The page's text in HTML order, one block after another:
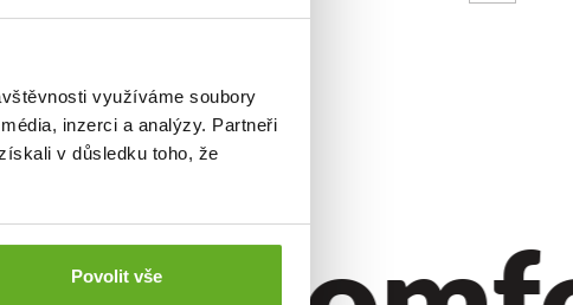
využíváme soubory
inzerci a analýzy. Partneři
v důsledku toho, že
Povolit vše